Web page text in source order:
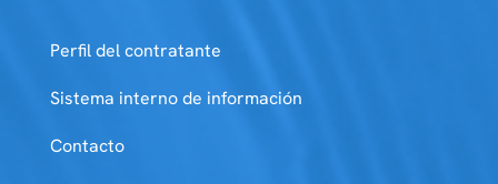
Perfil del contratante
Sistema interno de información
Contacto